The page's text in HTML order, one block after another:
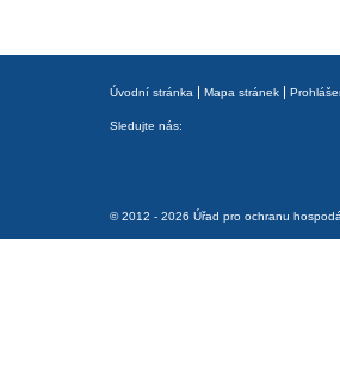
Úvodní stránka Mapa stránek
Sledujte nás:
© 2012 - 2026 Úřad pro ochranu